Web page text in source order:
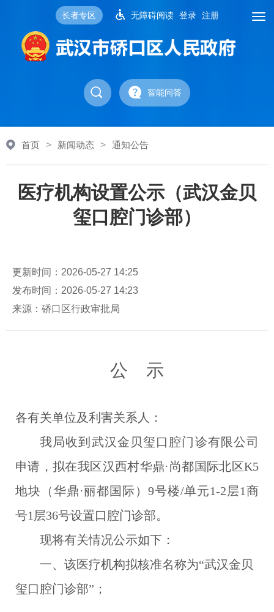
长者专区 无障碍阅读 登录 注册
智能问答
首页 > 新闻动态 > 通知公告
医疗机构设置公示（武汉金贝
玺口腔门诊部）
更新时间：2026-05-27 14:25
发布时间：2026-05-27 14:23
来源：硚口区行政审批局
公 示
各有关单位及利害关系人：
我局收到武汉金贝玺口腔门诊有限公司
申请，拟在我区汉西村华鼎·尚都国际北区K5
地块（华鼎·丽都国际）9号楼/单元1-2层1商
号1层36号设置口腔门诊部。
现将有关情况公示如下：
一、该医疗机构拟核准名称为“武汉金贝
玺口腔门诊部”；